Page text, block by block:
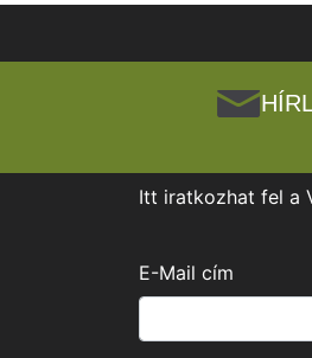
Itt iratkozhat fel a
E-Mail cím